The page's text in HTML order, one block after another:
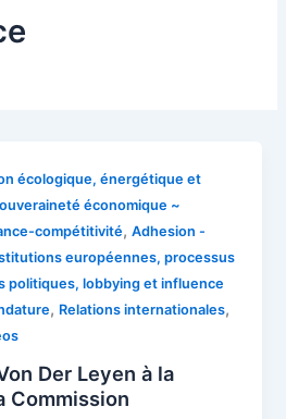
écologique, énergétique et
économique ~
compétitivité,Adhesion -
européennes, processus
politiques, lobbying et influence
, Relations internationales,
Der Leyen à la
Commission